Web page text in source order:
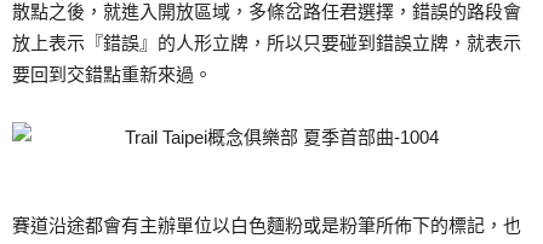
散點之後，就進入開放區域，多條岔路任君選擇，錯誤的路段會
放上表示『錯誤』的人形立牌，所以只要碰到錯誤立牌，就表示
要回到交錯點重新來過。
賽道沿途都會有主辦單位以白色麵粉或是粉筆所佈下的標記，也